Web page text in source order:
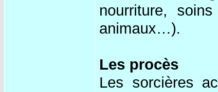
nourriture,
animaux…).
Les procès
Les sorcières